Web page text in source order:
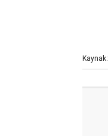
Kaynak: